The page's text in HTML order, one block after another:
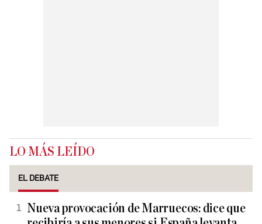
LO MÁS LEÍDO
EL DEBATE
Nueva provocación de Marruecos: dice que